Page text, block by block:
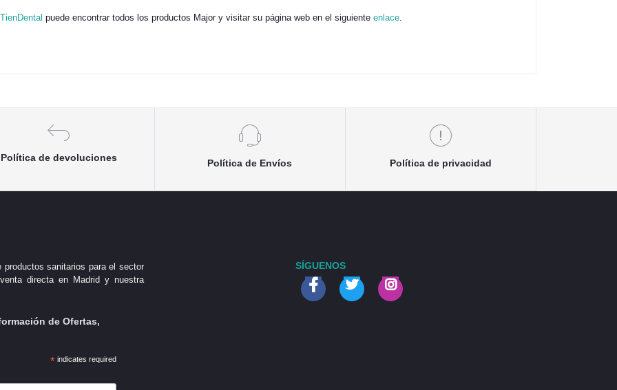
TienDental puede encontrar todos los productos Major y visitar su página web en el siguiente enlace.
Política de devoluciones
Política de Envíos Política de privacidad
sanitarios para el sector
directa en Madrid y nuestra
de Ofertas,
* indicates required
SÍGUENOS